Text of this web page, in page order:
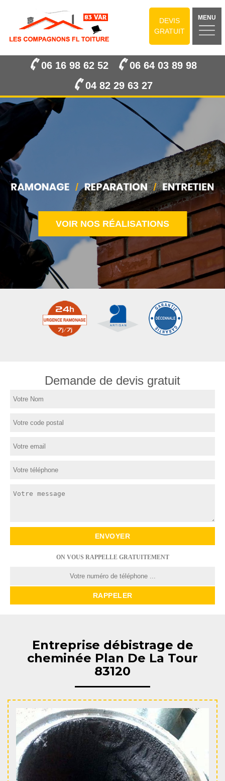
DEVIS
GRATUIT
MENU
06 16 98 62 52
06 64 03 89 98
04 82 29 63 27
VOIR NOS RÉALISATIONS
Demande de devis gratuit
ON VOUS RAPPELLE GRATUITEMENT
Entreprise débistrage de
cheminée Plan De La Tour
83120